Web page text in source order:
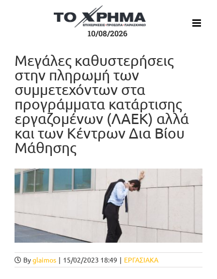
10/08/2026
Μεγάλες καθυστερήσεις
στην πληρωμή των
συμμετεχόντων στα
προγράμματα κατάρτισης
εργαζομένων (ΛΑΕΚ) αλλά
και των Κέντρων Δια Βίου
Μάθησης
Προβολή
μεγαλύτερης
εικόνας
Byglaimos | 15/02/2023 18:49 | ΕΡΓΑΣΙΑΚΑ